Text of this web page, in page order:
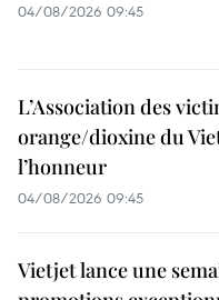
04/08/2026 09:45
L’Association des
orange/dioxine du
l’honneur
04/08/2026 09:45
Vietjet lance une